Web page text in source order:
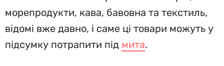
морепродукти, кава, бавовна та текстиль,
відомі вже давно, і саме ці товари можуть у
підсумку потрапити під мита.